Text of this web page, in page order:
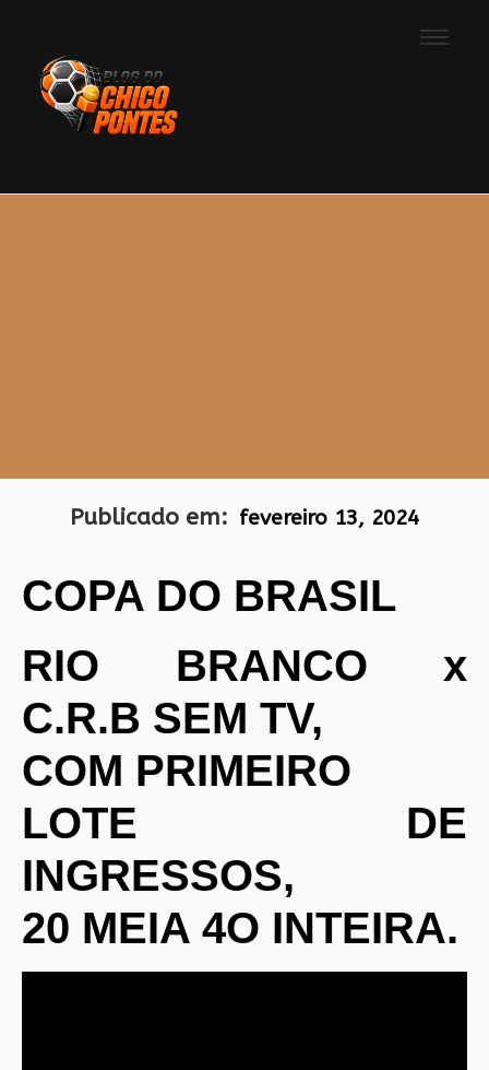
Publicado em: fevereiro 13, 2024
COPA DO BRASIL
RIO BRANCO x
C.R.B SEM TV,
COM PRIMEIRO
LOTE DE
INGRESSOS,
20 MEIA 4O INTEIRA.